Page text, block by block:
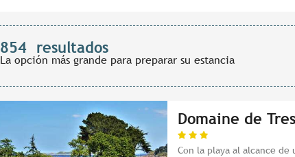
854 resultados
La opción más grande para preparar su estancia
Domaine de
Con la playa al alcance